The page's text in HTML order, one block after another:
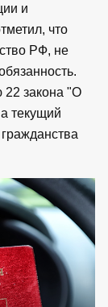
и
что
РФ, не
22 закона "О
текущий